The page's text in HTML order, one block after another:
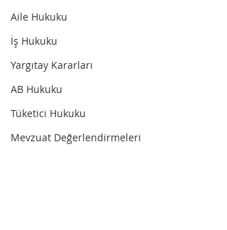
Aile Hukuku
İş Hukuku
Yargıtay Kararları
AB Hukuku
Tüketici Hukuku
Mevzuat Değerlendirmeleri